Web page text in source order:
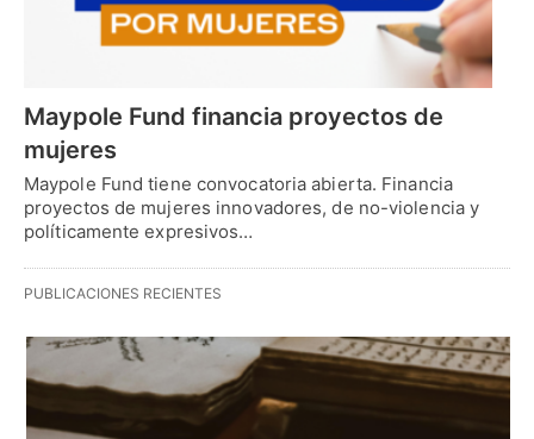
Maypole Fund financia proyectos de
mujeres
Maypole Fund tiene convocatoria abierta. Financia
proyectos de mujeres innovadores, de no-violencia y
políticamente expresivos…
PUBLICACIONES RECIENTES